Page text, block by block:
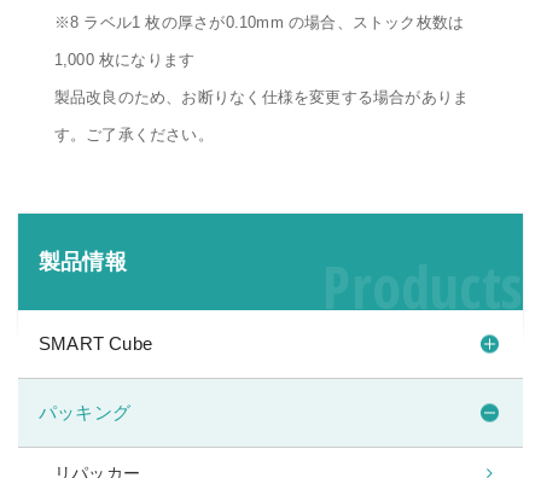
※8 ラベル1 枚の厚さが0.10mm の場合、ストック枚数は
1,000 枚になります
製品改良のため、お断りなく仕様を変更する場合がありま
す。ご了承ください。
製品情報
SMART Cube
パッキング
リパッカー